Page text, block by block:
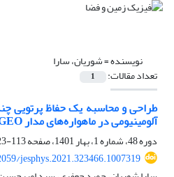
نویسنده =شوریان، سارا
تعداد مقالات: 1
طراحی و محاسبه یک حفاظ پرتویی
آلومینیومی در ماهواره‌‌های مدار GEO
دوره 48، شماره 1، بهار 1401، صفحه
113-123
jesphys.2021.323466.1007319